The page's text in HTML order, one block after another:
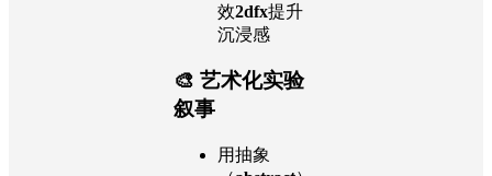
效2dfx提升
沉浸感
🎨 艺术化实验
叙事
用抽象